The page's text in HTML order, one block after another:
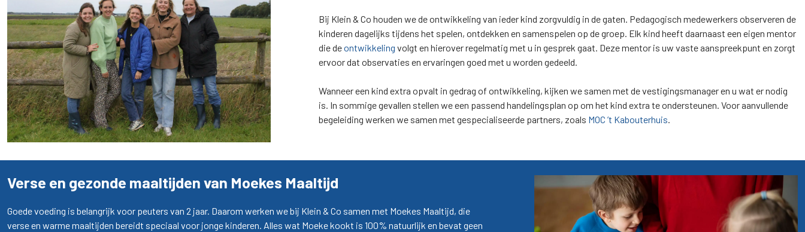
Bij Klein & Co houden we de ontwikkeling van ieder kind zorgvuldig in de gaten. Pedagogisch medewerkers observeren de
kinderen dagelijks tijdens het spelen, ontdekken en samenspelen op de groep. Elk kind heeft daarnaast een eigen mentor
die deontwikkeling volgt en hierover regelmatig met u in gesprek gaat. Deze mentor is uw vaste aanspreekpunt en zorgt
ervoor dat observaties en ervaringen goed met u worden gedeeld.
Wanneer een kind extra opvalt in gedrag of ontwikkeling, kijken we samen met de vestigingsmanager en u wat er nodig
is. In sommige gevallen stellen we een passend handelingsplan op om het kind extra te ondersteunen. Voor aanvullende
begeleiding werken we samen met gespecialiseerde partners, zoals MOC ’t Kabouterhuis
Verse en gezonde maaltijden van Moekes Maaltijd
Goede voeding is belangrijk voor peuters van 2 jaar. Daarom werken we bij Klein & Co samen met Moekes Maaltijd, die
verse en warme maaltijden bereidt speciaal voor jonge kinderen. Alles wat Moeke kookt is 100% natuurlijk en bevat geen